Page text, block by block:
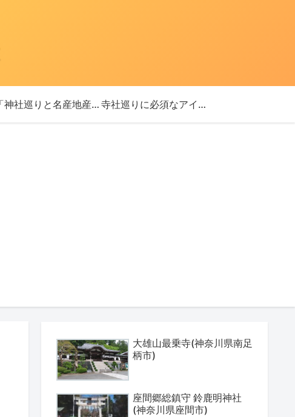
「神社巡りと名産地産を探す旅」ブログ始めました！ 寺社巡りに必須なアイテム
大雄山最乗寺(神奈川県南足
柄市)
座間郷総鎮守 鈴鹿明神社
(神奈川県座間市)